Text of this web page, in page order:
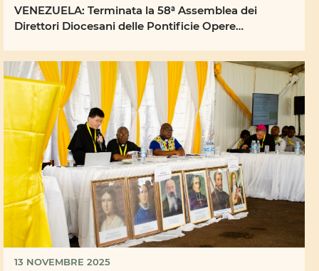
VENEZUELA: Terminata la 58ª Assemblea dei
Direttori Diocesani delle Pontificie Opere
13 NOVEMBRE 2025